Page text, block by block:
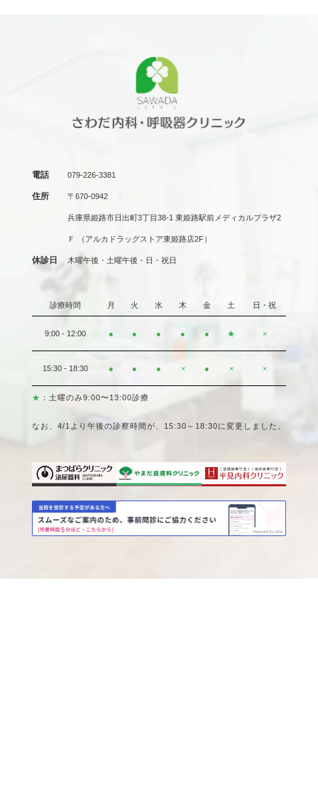
電話 079-226-3381
住所 〒670-0942
兵庫県姫路市日出町3丁目38-1 東姫路駅前メディカルプラザ2
Ｆ （アルカドラッグストア東姫路店2F）
休診日 木曜午後・土曜午後・日・祝日
診療時間 月 火 水 木 金 土 日・祝
9:00 - 12:00 ● ● ● ● ● ★ ×
15:30 - 18:30 ● ● ● × ● × ×
★ ：土曜のみ9:00〜13:00診療
なお、4/1より午後の診察時間が、15:30～18:30に変更しました。